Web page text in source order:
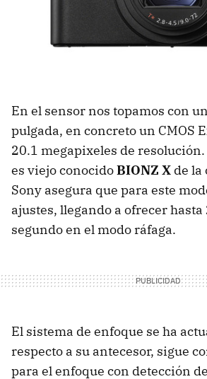
En el sensor nos topamos con
pulgada, en concreto un CMOS
20.1 megapixeles de
es viejo conocidoBIONZ X de la
Sony asegura que para este
ajustes, llegando a ofrecer
segundo en el modo ráfaga.
El sistema de enfoque se ha
respecto a su antecesor, sigue
para el enfoque con detección